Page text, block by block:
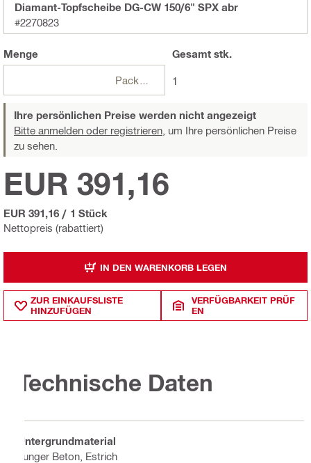
Diamant-Topfscheibe DG-CW 150/6" SPX abr
#2270823
Menge
Packungen
Gesamtstk.
1
Ihre persönlichen Preise werden nicht angezeigt
Bitte anmelden oder registrieren, um Ihre persönlichen Preise
zu sehen.
Nettopreis (rabattiert)
EUR 391,16
EUR 391,16 / 1 Stück
IN DEN WARENKORB LEGEN
ZUR EINKAUFSLISTE
HINZUFÜGEN
VERFÜGBARKEIT PRÜF
EN
Technische Daten
Untergrundmaterial
Junger Beton, Estrich